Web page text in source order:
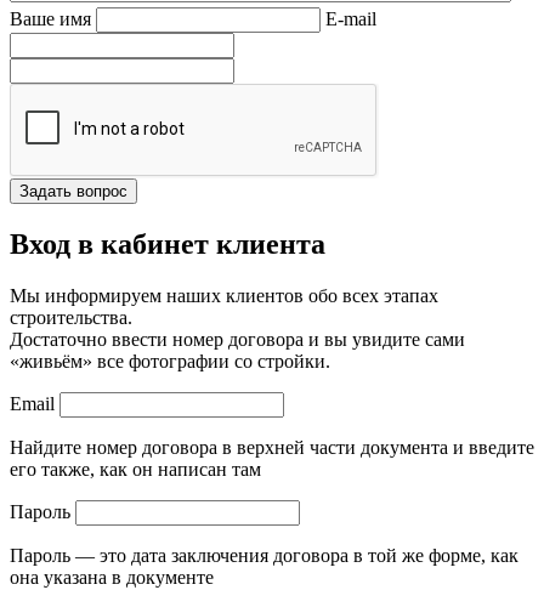
Ваше имя E-mail
Вход в кабинет клиента
Мы информируем наших клиентов обо всех этапах
строительства.
Достаточно ввести номер договора и вы увидите сами
«живьём» все фотографии со стройки.
Email
Найдите номер договора в верхней части документа и введите
его также, как он написан там
Пароль
Пароль — это дата заключения договора в той же форме, как
она указана в документе